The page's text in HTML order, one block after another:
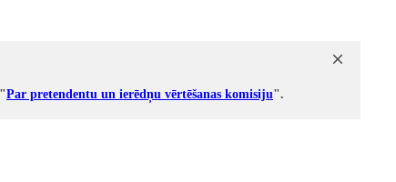
Par pretendentu un ierēdņu vērtēšanas komisiju".